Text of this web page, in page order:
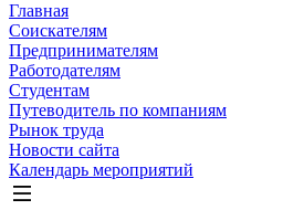
Главная
Соискателям
Предпринимателям
Работодателям
Студентам
Путеводитель по компаниям
Рынок труда
Новости сайта
Календарь мероприятий